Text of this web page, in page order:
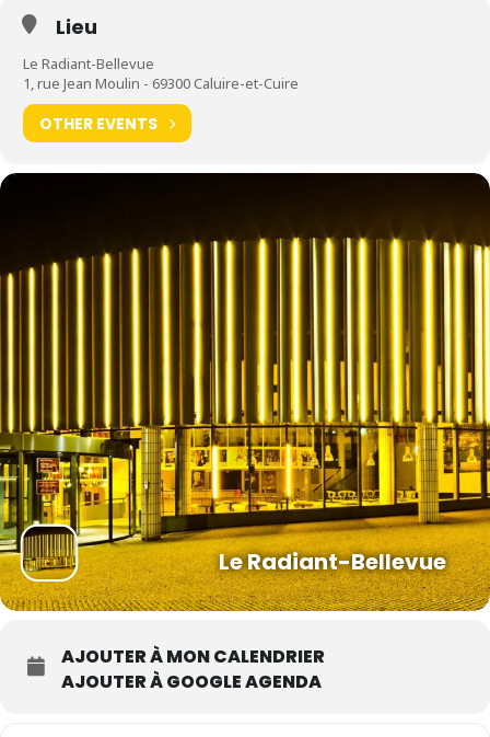
Lieu
Le Radiant-Bellevue
1, rue Jean Moulin - 69300 Caluire-et-Cuire
OTHER EVENTS
Le Radiant-Bellevue
AJOUTER À MON CALENDRIER
AJOUTER À GOOGLE AGENDA